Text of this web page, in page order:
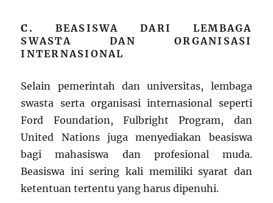
C. BEASISWA DARI LEMBAGA
SWASTA DAN ORGANISASI
INTERNASIONAL
Selain pemerintah dan universitas, lembaga
swasta serta organisasi internasional seperti
Ford Foundation, Fulbright Program, dan
United Nations juga menyediakan beasiswa
bagi mahasiswa dan profesional muda.
Beasiswa ini sering kali memiliki syarat dan
ketentuan tertentu yang harus dipenuhi.